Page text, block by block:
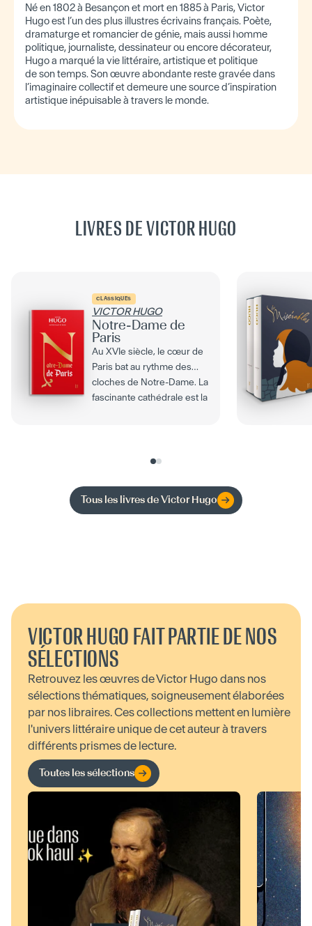
Né en 1802 à Besançon et mort en 1885 à Paris, Victor
Hugo est l’un des plus illustres écrivains français. Poète,
dramaturge et romancier de génie, mais aussi homme
politique, journaliste, dessinateur ou encore décorateur,
Hugo a marqué la vie littéraire, artistique et politique
de son temps. Son œuvre abondante reste gravée dans
l’imaginaire collectif et demeure une source d’inspiration
artistique inépuisable à travers le monde.
LIVRES DE VICTOR HUGO
CLASSIQUES
VICTOR HUGO
Notre-Dame de
Paris
Au XVIe siècle, le cœur de
Paris bat au rythme des
cloches de Notre-Dame. La
fascinante cathédrale est la
Tous les livres deVictor Hugo
VICTOR HUGO FAIT PARTIE DE NOS
SÉLECTIONS
Retrouvez les œuvres de Victor Hugo dans nos
sélections thématiques, soigneusement élaborées
par nos libraires. Ces collections mettent en lumière
l'univers littéraire unique de cet auteur à travers
différents prismes de lecture.
Toutes les sélections